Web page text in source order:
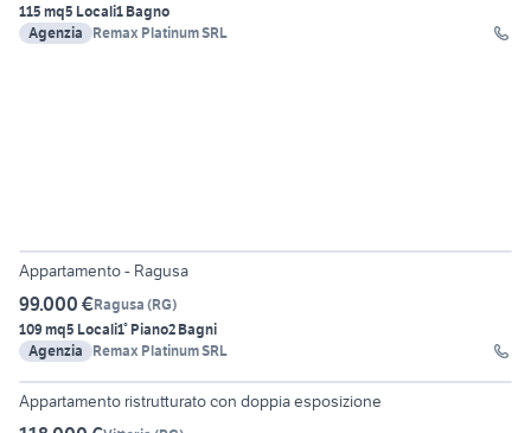
115 mq5 Locali1 Bagno
Agenzia
Remax Platinum SRL
Appartamento - Ragusa
99.000 €Ragusa (RG)
109 mq5 Locali1° Piano2 Bagni
Agenzia
Remax Platinum SRL
13
Appartamento ristrutturato con doppia esposizione